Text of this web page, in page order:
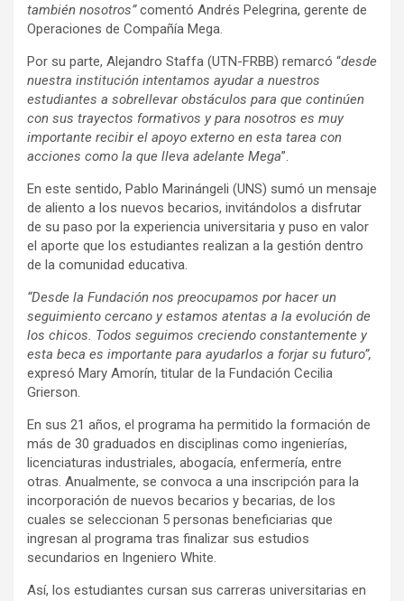
también nosotros”comentó Andrés Pelegrina, gerente de
Operaciones de Compañía Mega.
Por su parte, Alejandro Staffa (UTN-FRBB) remarcó “desde
nuestra institución intentamos ayudar a nuestros
estudiantes a sobrellevar obstáculos para que continúen
con sus trayectos formativos y para nosotros es muy
importante recibir el apoyo externo en esta tarea con
acciones como la que lleva adelante Mega”.
En este sentido, Pablo Marinángeli (UNS) sumó un mensaje
de aliento a los nuevos becarios, invitándolos a disfrutar
de su paso por la experiencia universitaria y puso en valor
el aporte que los estudiantes realizan a la gestión dentro
de la comunidad educativa.
“Desde la Fundación nos preocupamos por hacer un
seguimiento cercano y estamos atentas a la evolución de
los chicos. Todos seguimos creciendo constantemente y
esta beca es importante para ayudarlos a forjar su futuro”,
expresó Mary Amorín, titular de la Fundación Cecilia
Grierson.
En sus 21 años, el programa ha permitido la formación de
más de 30 graduados en disciplinas como ingenierías,
licenciaturas industriales, abogacía, enfermería, entre
otras. Anualmente, se convoca a una inscripción para la
incorporación de nuevos becarios y becarias, de los
cuales se seleccionan 5 personas beneficiarias que
ingresan al programa tras finalizar sus estudios
secundarios en Ingeniero White.
Así, los estudiantes cursan sus carreras universitarias en